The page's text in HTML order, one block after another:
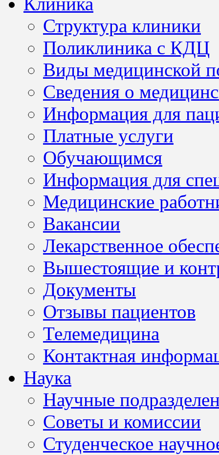
Структура клиники
Поликлиника с КДЦ
Виды медицинской
Сведения о
Информация для
Платные услуги
Обучающимся
Информация для
Медицинские
Вакансии
Лекарственное
Вышестоящие и
Документы
Отзывы пациентов
Телемедицина
Контактная
Наука
Научные
Советы и комиссии
Студенческое